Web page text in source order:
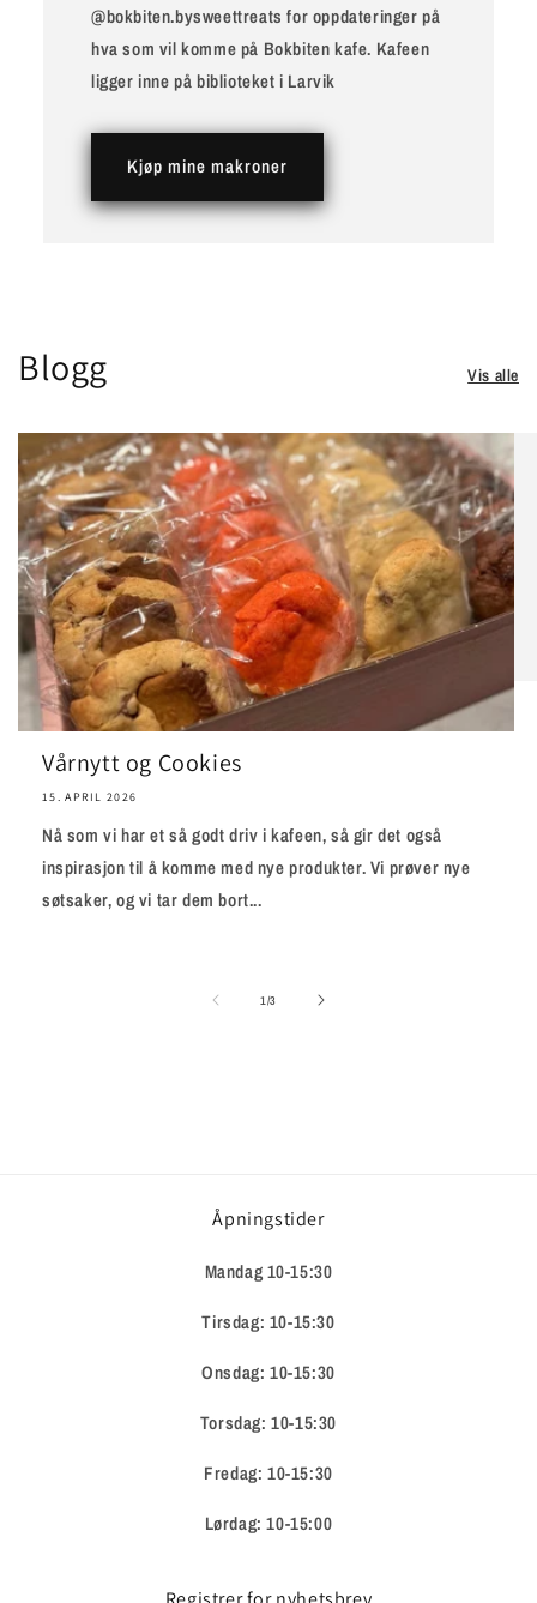
@bokbiten.bysweettreats for oppdateringer på
hva som vil komme på Bokbiten kafe. Kafeen
ligger inne på biblioteket i Larvik
Kjøp mine makroner
Blogg Vis alle
Vårnytt og Cookies
15. APRIL 2026
Nå som vi har et så godt driv i kafeen, så gir det også
inspirasjon til å komme med nye produkter. Vi prøver nye
søtsaker, og vi tar dem bort...
1/av
3
Åpningstider
Mandag 10-15:30
Tirsdag: 10-15:30
Onsdag: 10-15:30
Torsdag: 10-15:30
Fredag: 10-15:30
Lørdag: 10-15:00